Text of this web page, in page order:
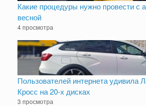
Какие процедуры нужно провести с
весной
4 просмотра
Пользователей интернета удивила
Кросс на 20-х дисках
3 просмотра